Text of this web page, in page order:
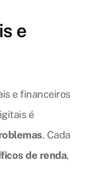
e
e financeiros
é
. Cada
de renda,